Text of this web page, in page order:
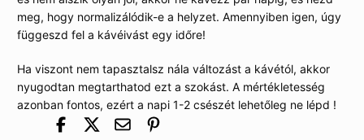
meg, hogy normalizálódik-e a helyzet. Amennyiben igen, úgy
függeszd fel a kávéivást egy időre!
Ha viszont nem tapasztalsz nála változást a kávétól, akkor
nyugodtan megtarthatod ezt a szokást. A mértékletesség
azonban fontos, ezért a napi 1-2 csészét lehetőleg ne lépd !